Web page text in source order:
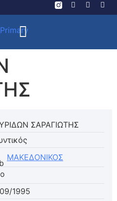
ΣΑΡΑΓΙΩΤΗΣ
ΜΑΚΕΔΟΝΙΚΟΣ
1995